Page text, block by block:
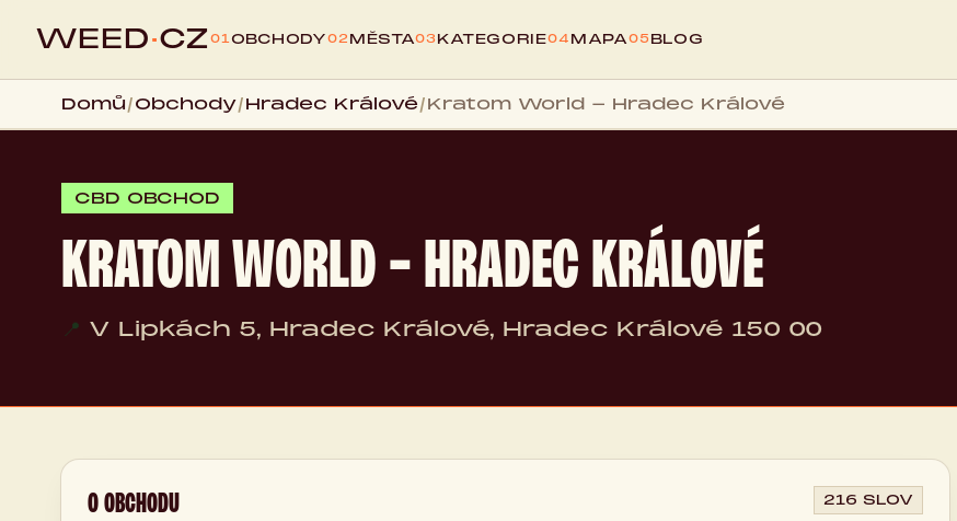
WEED·CZ 01OBCHODY02 MĚSTA03 KATEGORIE04 MAPA05 BLOG
Domů/Obchody/Hradec Králové/Kratom World - Hradec Králové
CBD OBCHOD
KRATOM WORLD - HRADEC KRÁLOVÉ
📍 V Lipkách 5, Hradec Králové, Hradec Králové 150 00
O OBCHODU 216 SLOV